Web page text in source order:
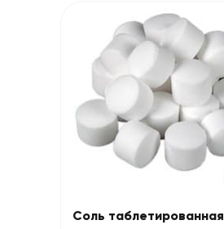
Соль таблетированная